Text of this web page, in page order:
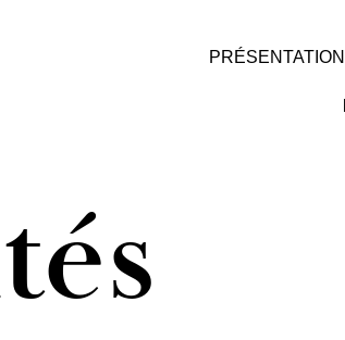
PRÉSENTATION